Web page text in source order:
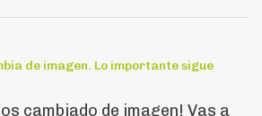
de imagen. Lo importante sigue
cambiado de imagen! Vas a